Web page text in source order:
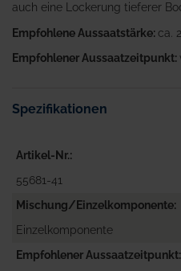
auch eine Lockerung tieferer
Empfohlene Aussaatstärke: ca.
Empfohlener Aussaatzeitpunkt:
Spezifikationen
Artikel-Nr.
55681-41
Mischung/Einzelkomponente
Einzelkomponente
Empfohlener Aussaatzeitpunkt